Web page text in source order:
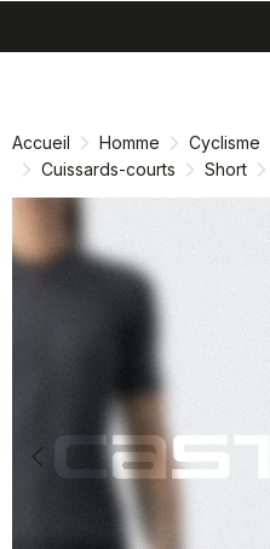
directement
navigation
directement
Accueil Homme Cyclisme
Cuissards-courts
Short
Previous